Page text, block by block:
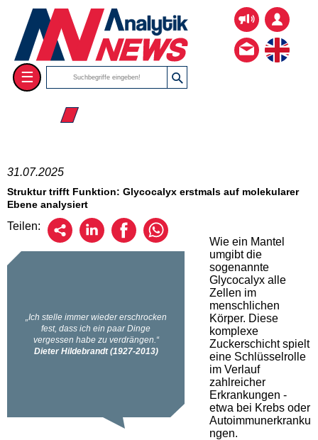
☰
☰ 2025
31.07.2025
Struktur trifft Funktion: Glycocalyx erstmals auf molekularer
Ebene analysiert
Teilen:
Wie ein Mantel
umgibt die
sogenannte
Glycocalyx alle
Zellen im
menschlichen
Körper. Diese
komplexe
Zuckerschicht spielt
eine Schlüsselrolle
im Verlauf
zahlreicher
Erkrankungen -
etwa bei Krebs oder
Autoimmunerkranku
ngen.